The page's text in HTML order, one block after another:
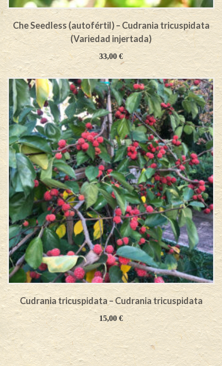
Che Seedless (autofértil) – Cudrania tricuspidata
(Variedad injertada)
33,00€
Cudrania tricuspidata – Cudrania tricuspidata
15,00 €